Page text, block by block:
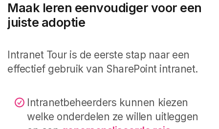
Maak leren eenvoudiger voor een
juiste adoptie
Intranet Tour is de eerste stap naar een
effectief gebruik van SharePoint intranet.
Intranetbeheerders kunnen kiezen
welke onderdelen ze willen uitleggen